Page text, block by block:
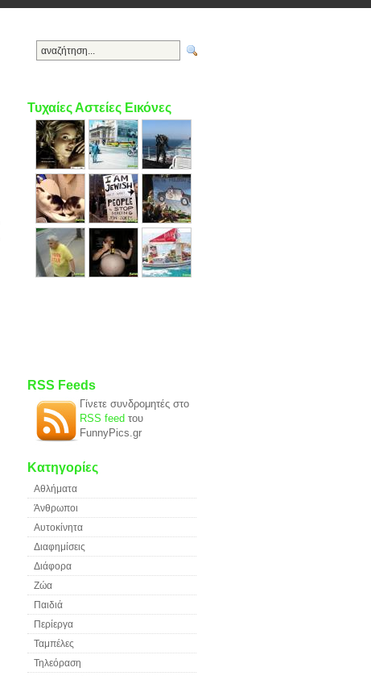
Τυχαίες Αστείες Εικόνες
RSS Feeds
Γίνετε συνδρομητές στο
RSS feed του
FunnyPics.gr
Κατηγορίες
Αθλήματα
Άνθρωποι
Αυτοκίνητα
Διαφημίσεις
Διάφορα
Ζώα
Παιδιά
Περίεργα
Ταμπέλες
Τηλεόραση